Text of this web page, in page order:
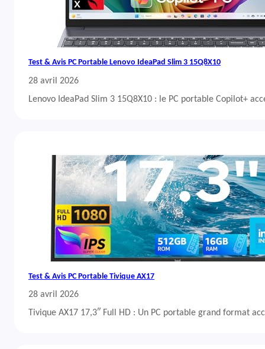
Test & Avis PC Portable Lenovo IdeaPad Slim 3 15Q8X10
28 avril 2026
Lenovo IdeaPad Slim 3 15Q8X10 : le PC portable Copilot+
Test & Avis PC Portable Tivique AX17
28 avril 2026
Tivique AX17 17,3″ Full HD : Un PC portable grand format